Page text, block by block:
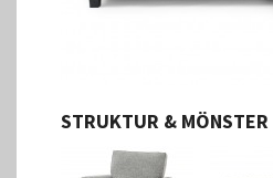
STRUKTUR & MÖNSTER